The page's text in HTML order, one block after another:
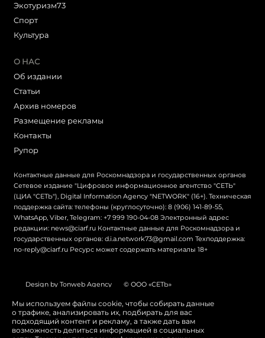
Экотуризм73
Cпорт
Культура
О НАС
Об издании
Статьи
Архив номеров
Размещение рекламы
Контакты
Рупор
Контактные данные для Роскомнадзора и государственных органов
Сетевое издание "Цифровое информационное агентство "СЕТЬ"
(ЦИА "СЕТЬ"), Digital Information Agency "NETWORK" (16+). Техническая
поддержка сайта: телефоны (круглосуточно): 8 (906) 141-89-55,
WhatsApp, Viber, Telegram: +7 999 190-04-08 Электронный адрес
редакции: news@ciarf.ru Контактные данные для Роскомнадзора и
государственных органов: d.i.a.network73@gmail.com Техподдержка:
no-reply@ciarf.ru Ресурс может содержать материалы 18+
Design by Tonweb Agency © ООО «СЕТЬ»
Политика конфиденциальности Карта сайта
Switch to English
Мы используем файлы cookie, чтобы собирать данные
о трафике, анализировать их, подбирать для вас
подходящий контент и рекламу, а также дать вам
возможность делиться информацией в социальных